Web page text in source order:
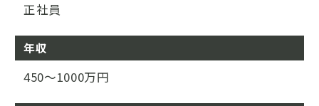
正社員
年収
450～1000万円